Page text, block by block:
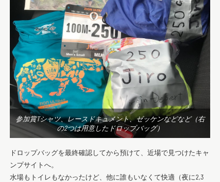
参加賞Tシャツ、レースドキュメント、ゼッケンなどなど（右
の2つは用意したドロップバッグ）
ドロップバッグを最終確認してから預けて、近場で見つけたキャ
ンプサイトへ。
水場もトイレもなかったけど、他に誰もいなくて快適（夜に2,3